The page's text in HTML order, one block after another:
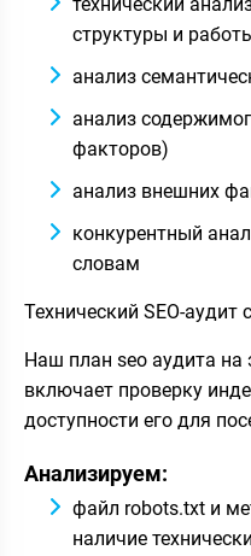
структуры и
анализ
анализ
факторов)
анализ внешних
конкурентный
словам
Технический SEO-аудит
Наш план seo аудита на
включает проверку
доступности его для
Анализируем:
файл robots.txt и
наличие